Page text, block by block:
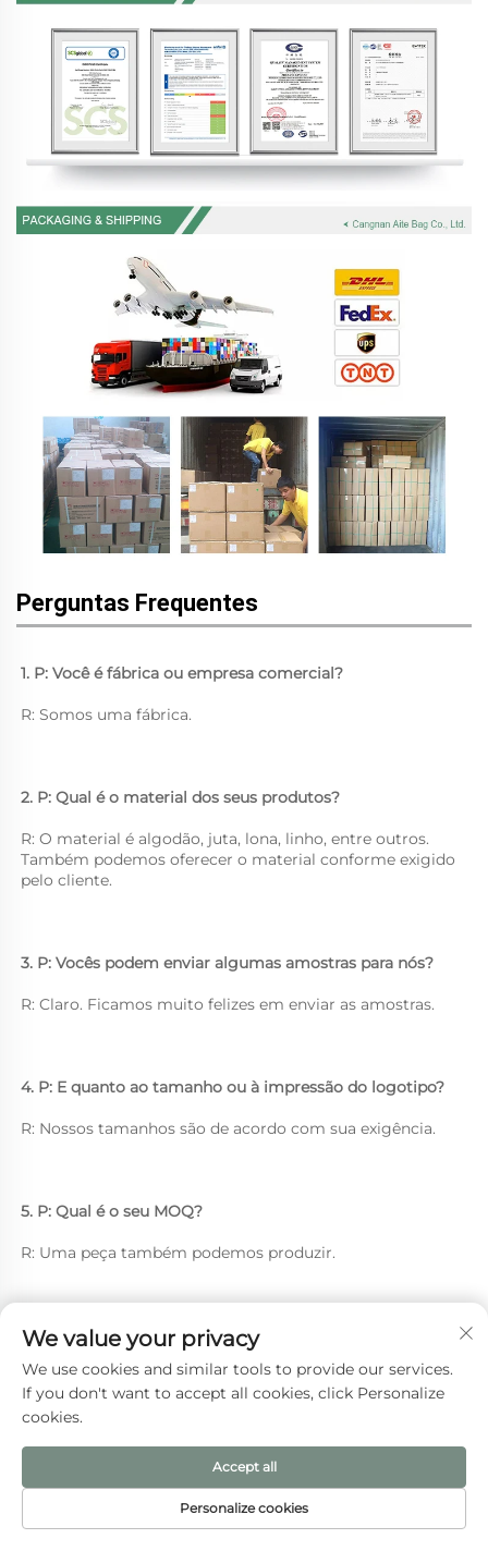
Perguntas Frequentes
1. P: Você é fábrica ou empresa comercial?
R: Somos uma fábrica.
2. P: Qual é o material dos seus produtos?
R: O material é algodão, juta, lona, linho, entre outros.
Também podemos oferecer o material conforme exigido
pelo cliente.
3. P: Vocês podem enviar algumas amostras para nós?
R: Claro. Ficamos muito felizes em enviar as amostras.
4. P: E quanto ao tamanho ou à impressão do logotipo?
R: Nossos tamanhos são de acordo com sua exigência.
5. P: Qual é o seu MOQ?
R: Uma peça também podemos produzir.
Clique aqui para obter a
cotação detalhada
correspondente
We value your privacy
We use cookies and similar tools to provide our services.
If you don't want to accept all cookies, click Personalize
cookies.
Personalize cookies
Accept all